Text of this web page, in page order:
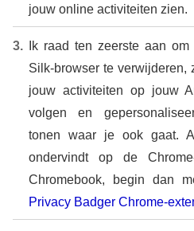
jouw online activiteiten zien.
Ik raad ten zeerste aan
Silk-browser te verwijderen,
jouw activiteiten op jouw
volgen en
tonen waar je ook gaat.
ondervindt op de
Chromebook, begin dan
Privacy Badger Chrome-